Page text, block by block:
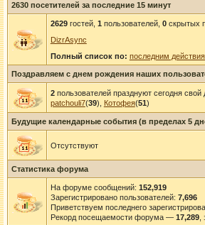
2630 посетителей за последние 15 минут
2629гостей, 1 пользователей, 0скрытых
DizrAsync
Полный список по: последним
Поздравляем с днем рождения наших
2пользователей празднуют сегодня свой
patchouli7(39), Котофея(51)
Будущие календарные события (в пределах 5
Отсутствуют
Статистика форума
На форуме сообщений: 152,919
Зарегистрировано пользователей: 7,696
Приветствуем последнего
Рекорд посещаемости форума — 17,289,